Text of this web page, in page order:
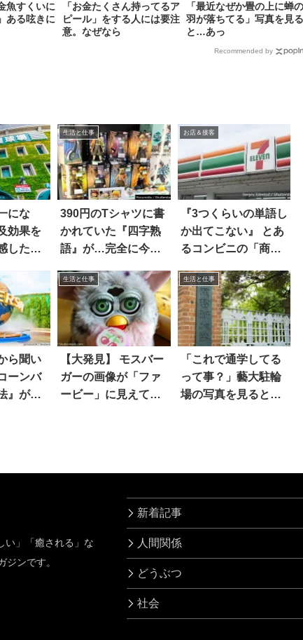
魚すくいに
ある呟きに
「お金たくさん持ってるア
ピール」をする人には要注
意。なぜなら
「最近なぜか畳の上に蝉の
羽が落ちてる」写真を見る
と…あっ
Recommended by
にな
効果を
した出
生活と仕事
390円のTシャツに書
かれていた『四字熟
語』が…完全に今の
お店＆接客
『3つくらいの単語し
か出てこない』 とあ
るコンビニの「商品
た！
ら聞い
ーンバ
』が…
生活と仕事
【大発見】 モスバー
ガーの画像が「ファ
ービー」に見えて仕
生活と仕事
「これで通学してる
って事？」藝大駐輪
場の写真を見ると…
い」「癒される」な
ジンです。
新着記事
人間関係
どうぶつ
社会